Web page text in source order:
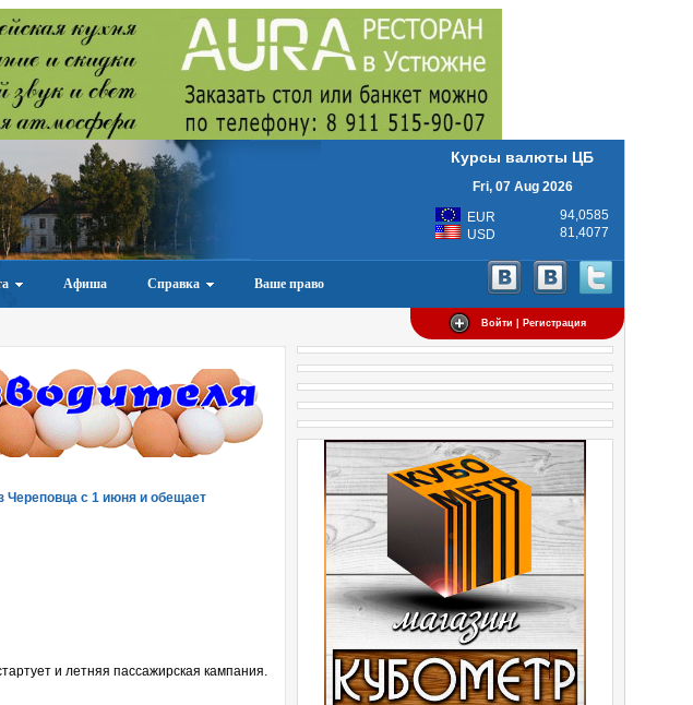
Курсы валюты ЦБ
Fri, 07 Aug 2026
EUR
94,0585
USD
81,4077
Афиша Справка Ваше право
Войти | Регистрация
с 1 июня и обещает
и летняя пассажирская кампания.